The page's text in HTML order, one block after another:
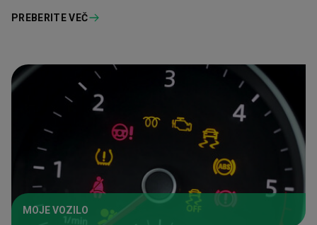
PREBERITE VEČ
MOJE VOZILO